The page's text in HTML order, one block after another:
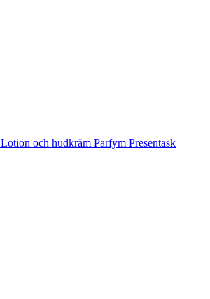
Lotion och hudkräm Parfym Presentask